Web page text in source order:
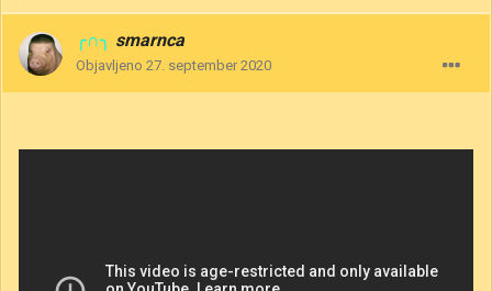
╭∩╮ smarnca
Objavljeno 27. september 2020